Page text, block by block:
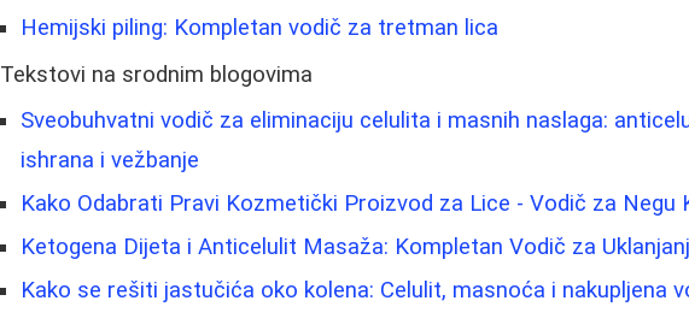
Hemijski piling: Kompletan vodič za tretman lica
Tekstovi na srodnim blogovima
Sveobuhvatni vodič za eliminaciju celulita i masnih naslaga:
ishrana i vežbanje
Kako Odabrati Pravi Kozmetički Proizvod za Lice - Vodič za Negu
Ketogena Dijeta i Anticelulit Masaža: Kompletan Vodič za
Kako se rešiti jastučića oko kolena: Celulit, masnoća i nakupljena